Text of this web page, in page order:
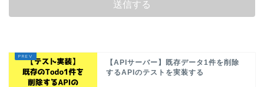
【APIサーバー】既存データ1件を削除
するAPIのテストを実装する